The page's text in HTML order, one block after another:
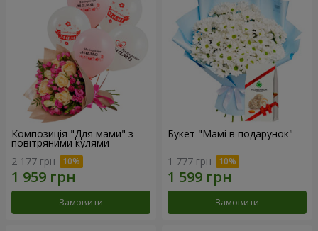
Композиція "Для мами" з
повітряними кулями
2 177 грн
Замовити
Букет "Мамі в подарунок"
1 777 грн
Замовити